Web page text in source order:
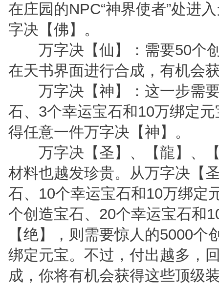
在庄园的NPC“神界使者”处进
字决【佛】。
万字决【仙】：需要50个创
在天书界面进行合成，有机会
万字决【神】：这一步需要
石、3个幸运宝石和10万绑定
得任意一件万字决【神】。
万字决【圣】、【龍】、【
材料也越发珍贵。从万字决【
石、10个幸运宝石和10万绑定
个创造宝石、20个幸运宝石和
【绝】，则需要惊人的5000
绑定元宝。不过，付出越多，
成，你将有机会获得这些顶级